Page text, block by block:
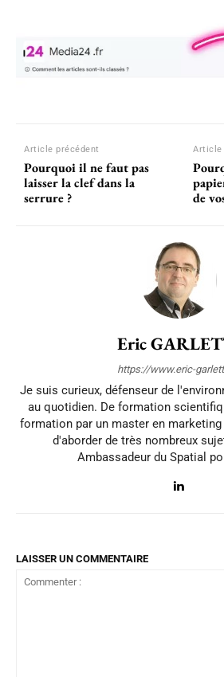
Article précédent
Pourquoi il ne faut pas
laisser la clef dans la
serrure ?
Article
de
Eric
https://www.eric-
Je suis curieux, défenseur de
au quotidien. De formation
formation par un master en
d'aborder de très nombreux
Ambassadeur du Spatial
LAISSER UN COMMENTAIRE